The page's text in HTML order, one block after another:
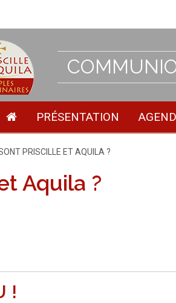
PRÉSENTATION
PRISCILLE ET AQUILA ?
Aquila ?
!